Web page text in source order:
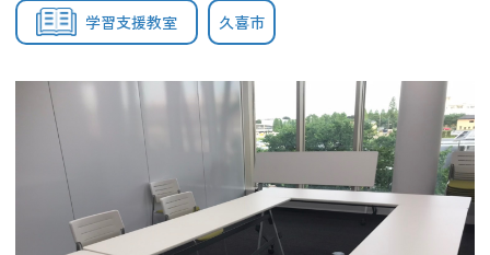
探す
こどもの居場所マップ
フードパントリーマップ
地域ネットワークの紹介
バーチャルユースセンター
つながる・支援する
学習支援教室 久喜市